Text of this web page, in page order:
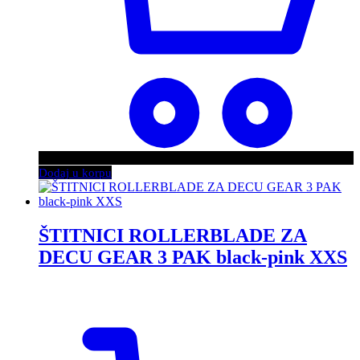
Dodaj u korpu
ŠTITNICI ROLLERBLADE ZA
DECU GEAR 3 PAK black-pink XXS